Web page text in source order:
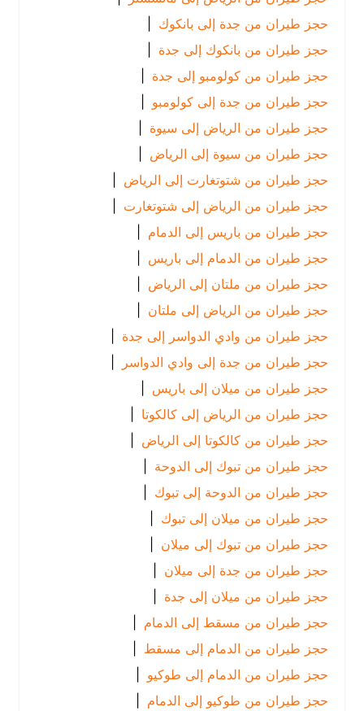
حجز طيران من جدة إلى بانكوك |
حجز طيران من بانكوك إلى جدة
حجز طيران من كولومبو إلى جدة
حجز طيران من جدة إلى كولومبو |
حجز طيران من الرياض إلى سيوة |
حجز طيران من سيوة إلى الرياض
|
حجز طيران من شتوتغارت إلى الرياض
|
حجز طيران من الرياض إلى شتوتغارت |
حجز طيران من باريس إلى الدمام
|
حجز طيران من الدمام إلى باريس
|
حجز طيران من ملتان إلى الرياض
|
حجز طيران من الرياض إلى ملتان |
حجز طيران من وادي الدواسر إلى جدة
حجز طيران من جدة إلى وادي الدواسر |
حجز طيران من ميلان إلى باريس
|
حجز طيران من الرياض إلى كالكوتا |
حجز طيران من كالكوتا إلى الرياض
|
حجز طيران من تبوك إلى الدوحة |
حجز طيران من الدوحة إلى تبوك
|
حجز طيران من ميلان إلى تبوك
|
حجز طيران من تبوك إلى ميلان |
حجز طيران من جدة إلى ميلان |
حجز طيران من ميلان إلى جدة
حجز طيران من مسقط إلى الدمام
|
حجز طيران من الدمام إلى مسقط |
حجز طيران من الدمام إلى طوكيو |
حجز طيران من طوكيو إلى الدمام
|